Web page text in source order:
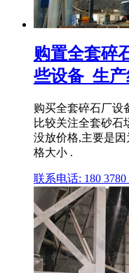
购置全套碎
些设备_生
购买全套碎石厂设
比较关注全套砂石
没放价格,主要是
格大小 .
联系电话: 180 3780